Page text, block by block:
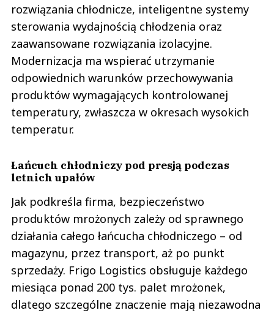
rozwiązania chłodnicze, inteligentne systemy
sterowania wydajnością chłodzenia oraz
zaawansowane rozwiązania izolacyjne.
Modernizacja ma wspierać utrzymanie
odpowiednich warunków przechowywania
produktów wymagających kontrolowanej
temperatury, zwłaszcza w okresach wysokich
temperatur.
Łańcuch chłodniczy pod presją podczas
letnich upałów
Jak podkreśla firma, bezpieczeństwo
produktów mrożonych zależy od sprawnego
działania całego łańcucha chłodniczego – od
magazynu, przez transport, aż po punkt
sprzedaży. Frigo Logistics obsługuje każdego
miesiąca ponad 200 tys. palet mrożonek,
dlatego szczególne znaczenie mają niezawodna